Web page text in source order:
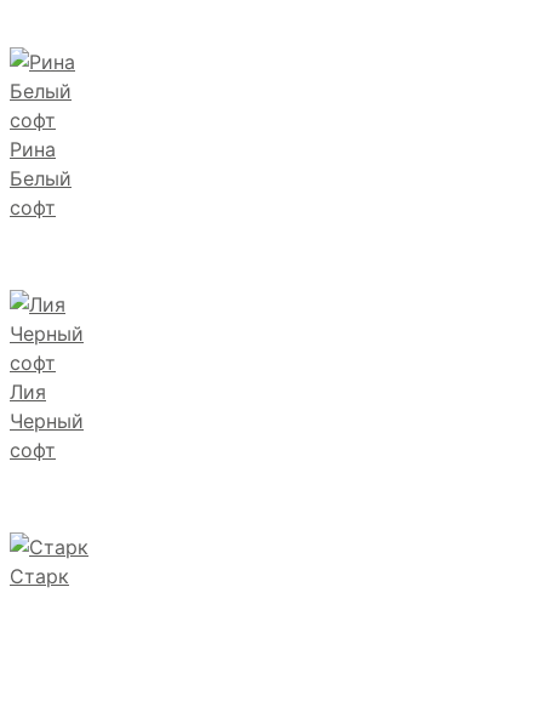
Рина
Белый
софт
Лия
Черный
софт
Старк